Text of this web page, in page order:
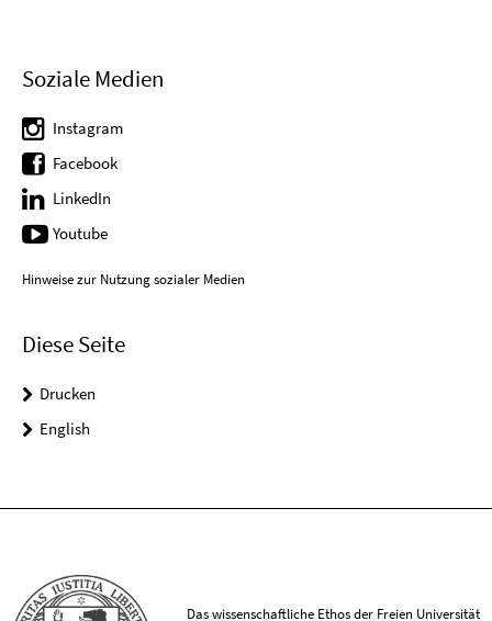
Soziale Medien
Instagram
Facebook
LinkedIn
Youtube
Hinweise zur Nutzung sozialer Medien
Diese Seite
Drucken
English
Das wissenschaftliche Ethos der Freien Universität